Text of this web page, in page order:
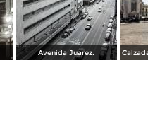
Avenida Juarez.